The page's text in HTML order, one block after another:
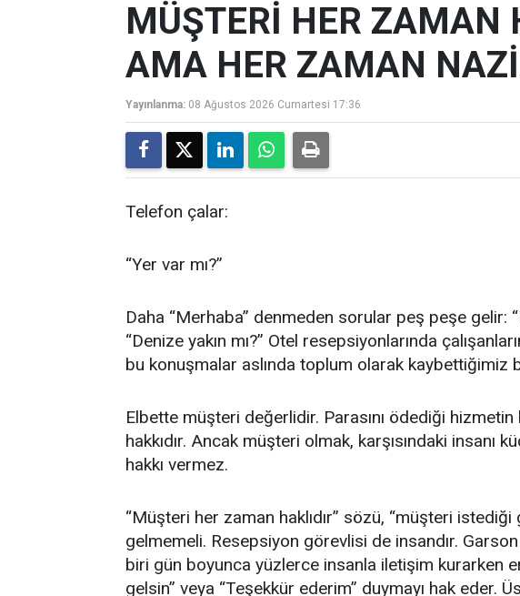
MÜŞTERİ HER ZAMAN
AMA HER ZAMAN
Yayınlanma: 08 Ağustos 2026 Cumartesi 17:36
Telefon çalar:
“Yer var mı?”
Daha “Merhaba” denmeden sorular peş peşe gelir:
“Denize yakın mı?” Otel resepsiyonlarında
bu konuşmalar aslında toplum olarak kaybettiğimiz
Elbette müşteri değerlidir. Parasını ödediği hizmetin
hakkıdır. Ancak müşteri olmak, karşısındaki insanı
hakkı vermez.
“Müşteri her zaman haklıdır” sözü, “müşteri istediği
gelmemeli. Resepsiyon görevlisi de insandır.
biri gün boyunca yüzlerce insanla iletişim kurarken
gelsin” veya “Teşekkür ederim” duymayı hak eder.